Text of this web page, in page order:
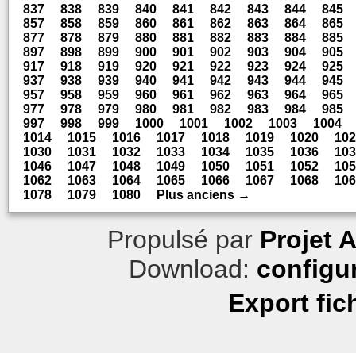
837
838 839 840 841 842 843 844
845
857
858 859 860 861 862 863 864
865
877
878 879 880 881 882 883 884
885
897
898 899 900 901 902 903 904
905
917
918 919 920 921 922 923 924
925
937
938 939 940 941 942 943 944
945
957
958 959 960 961 962 963 964
965
977
978 979 980 981 982 983 984
985
997
998 999 1000 1001 1002 1003
1004
1014
1015 1016 1017 1018 1019 1020
1030
1031 1032 1033 1034 1035 1036
1046
1047 1048 1049 1050 1051 1052
1062
1063 1064 1065 1066 1067 1068
1078
1079 1080 Plus anciens →
Propulsé par Projet
Download:
Export